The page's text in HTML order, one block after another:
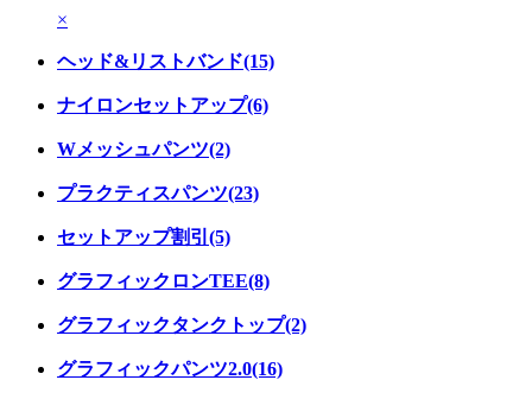
×
ヘッド&リストバンド(15)
ナイロンセットアップ(6)
Wメッシュパンツ(2)
プラクティスパンツ(23)
セットアップ割引(5)
グラフィックロンTEE(8)
グラフィックタンクトップ(2)
グラフィックパンツ2.0(16)